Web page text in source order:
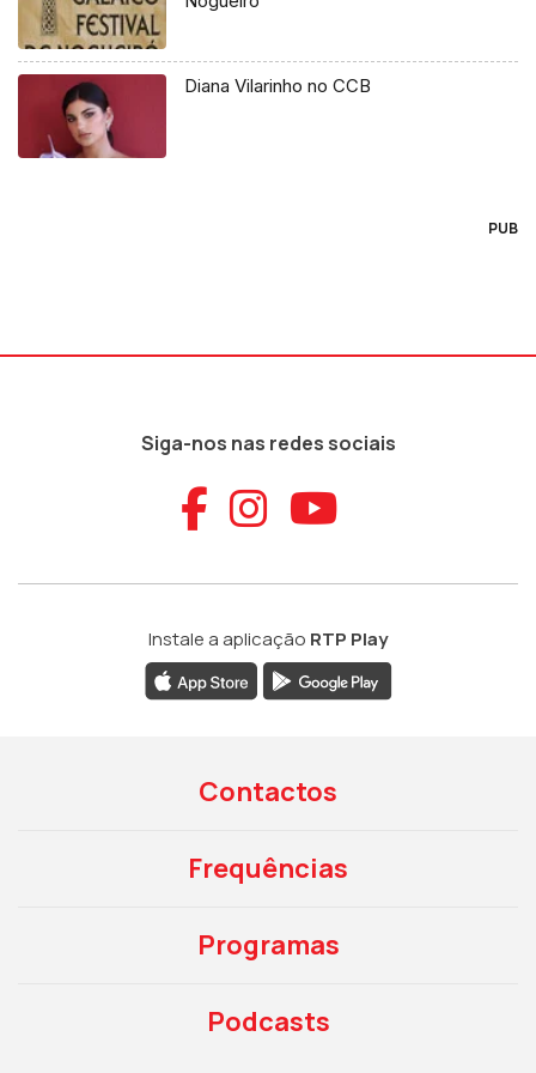
Diana Vilarinho no CCB
PUB
Siga-nos nas redes sociais
Aceder ao
Aceder ao
Aceder
Instale a aplicação RTP Play
Contactos
Frequências
Programas
Podcasts